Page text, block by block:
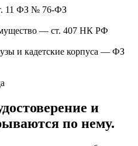
11 ФЗ № 76-ФЗ
— ст. 407 НК РФ
и кадетские корпуса — ФЗ
и
по нему.